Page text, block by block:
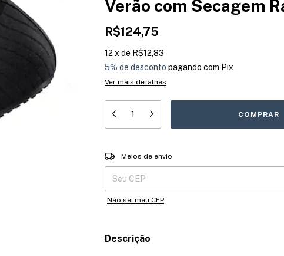
Verão com Secagem
R$124,75
12 x de R$12,83
5% de desconto pagando com Pix
Ver mais detalhes
Entregas para o CEP:
Meios de envio
Não sei meu CEP
Descrição